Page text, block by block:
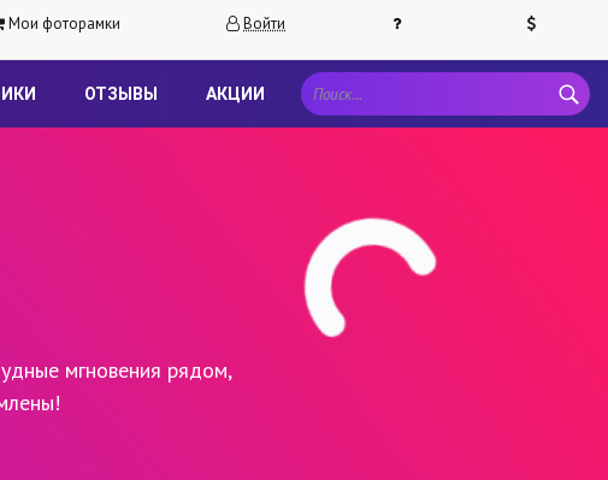
Мои фоторамки Войти
ОТЗЫВЫ АКЦИИ
мгновения рядом,